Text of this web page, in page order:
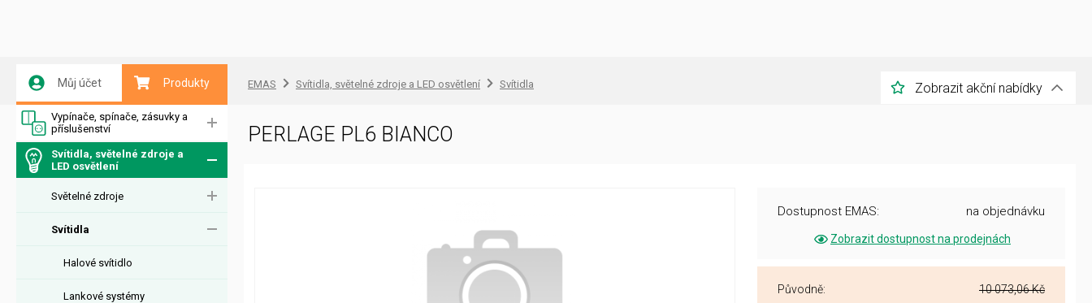
Můj účet Produkty
Vypínače, spínače, zásuvky a
příslušenství
Svítidla, světelné zdroje a
LED osvětlení
Světelné zdroje
Svítidla
Halové svítidlo
Lankové systémy
EMAS Svítidla, světelné zdroje a LED osvětlení Svítidla Zobrazit akční nabídky
PERLAGE PL6 BIANCO
Dostupnost EMAS: na objednávku
Zobrazit dostupnost na prodejnách
Původně:
10 073,06 Kč